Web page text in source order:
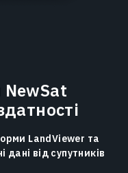
NewSat
LandViewer та
дані від супутників